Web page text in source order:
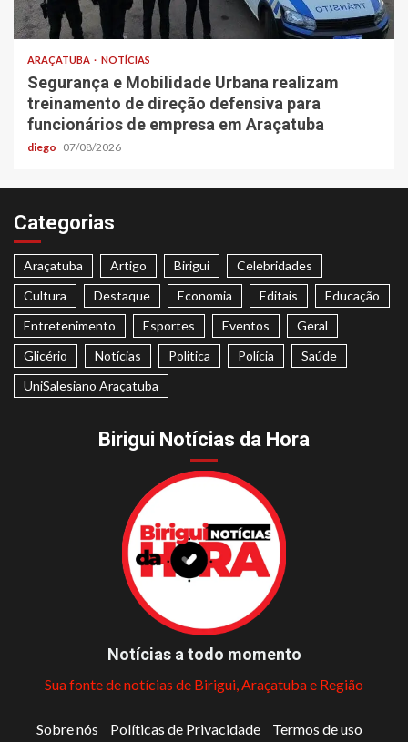
ARAÇATUBA NOTÍCIAS
Segurança e Mobilidade Urbana realizam
treinamento de direção defensiva para
funcionários de empresa em Araçatuba
diego 07/08/2026
Categorias
Araçatuba Artigo Birigui
Celebridades
Cultura
Destaque Economia Editais
Educação
Entretenimento
Esportes Eventos
Geral
Glicério
Notícias Politica Polícia
Saúde
UniSalesiano Araçatuba
Birigui Notícias da Hora
Notícias a todo momento
Sua fonte de notícias de Birigui, Araçatuba e Região
Sobre nós Políticas de Privacidade
Termos de uso